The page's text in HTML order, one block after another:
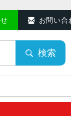
お問い合
検索